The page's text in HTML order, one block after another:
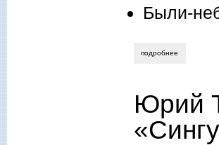
Были-
подробнее
Юрий